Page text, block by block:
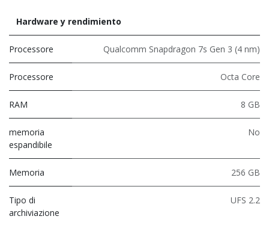
Hardware y rendimiento
Processore Qualcomm Snapdragon 7s Gen 3 (4 nm)
Processore Octa Core
RAM 8 GB
memoria
espandibile
No
Memoria 256 GB
Tipo di
archiviazione
UFS 2.2